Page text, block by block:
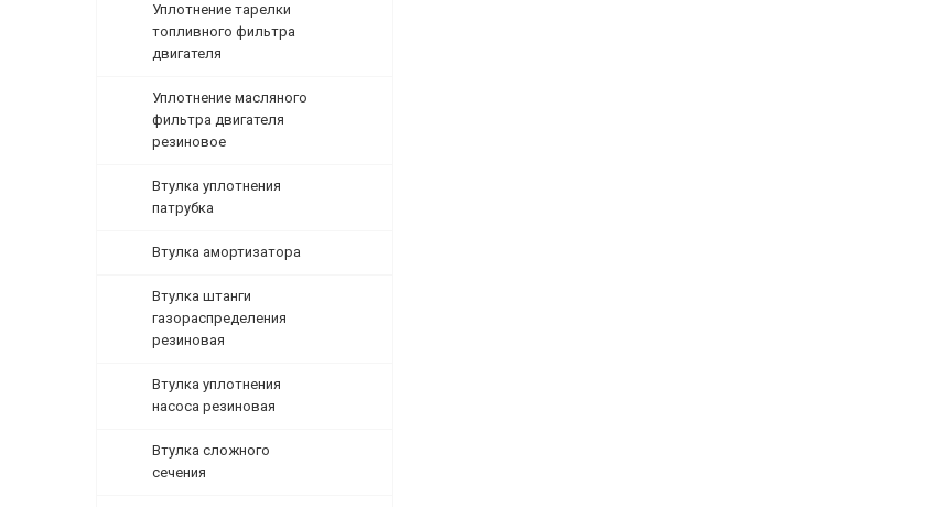
Уплотнение тарелки
топливного фильтра
двигателя
Уплотнение масляного
фильтра двигателя
резиновое
Втулка уплотнения
патрубка
Втулка амортизатора
Втулка штанги
газораспределения
резиновая
Втулка уплотнения
насоса резиновая
Втулка сложного
сечения